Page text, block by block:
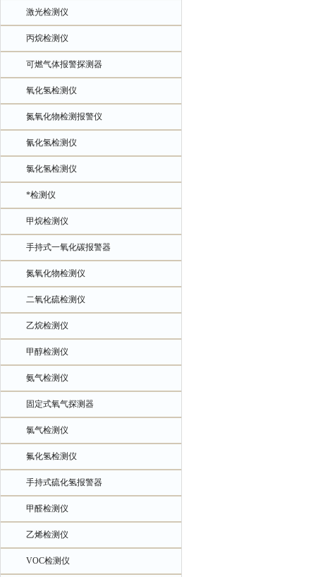
激光检测仪
丙烷检测仪
可燃气体报警探测器
氧化氢检测仪
氮氧化物检测报警仪
氰化氢检测仪
氯化氢检测仪
*检测仪
甲烷检测仪
手持式一氧化碳报警器
氮氧化物检测仪
二氧化硫检测仪
乙烷检测仪
甲醇检测仪
氨气检测仪
固定式氧气探测器
氯气检测仪
氟化氢检测仪
手持式硫化氢报警器
甲醛检测仪
乙烯检测仪
VOC检测仪